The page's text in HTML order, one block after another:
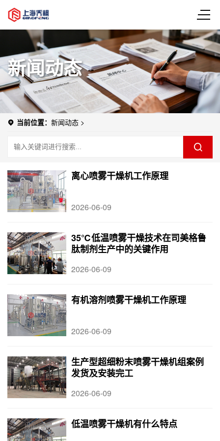
新闻动态
当前位置： 新闻动态 >
离心喷雾干燥机工作原理
2026-06-09
35℃低温喷雾干燥技术在司美格鲁
肽制剂生产中的关键作用
2026-06-09
有机溶剂喷雾干燥机工作原理
2026-06-09
生产型超细粉末喷雾干燥机组案例
发货及安装完工
2026-06-09
低温喷雾干燥机有什么特点